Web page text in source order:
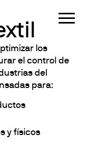
los
el control de
del
para:
y físicos